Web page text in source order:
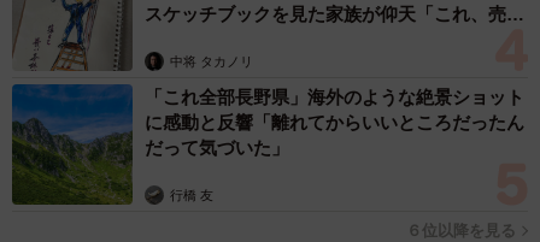
と、「次はなに撮る？」「とってもいい写真だね！」など
と、アンパンマンがしゃべる仕様は大切に残しています。
アンデジ撮影の表現が、国際的なフォトコンテストで認
められたことに驚きつつ、「もっと写真の楽しさや自由度
の高さを伝えていきたいところです！」とかみたばさん。
スケッチブックを見た家族が仰天「これ、売れ
中将 タカノリ
「これ全部長野県」海外のような絶景ショット
に感動と反響「離れてからいいところだったん
だって気づいた」
行橋 友
６位以降を見る